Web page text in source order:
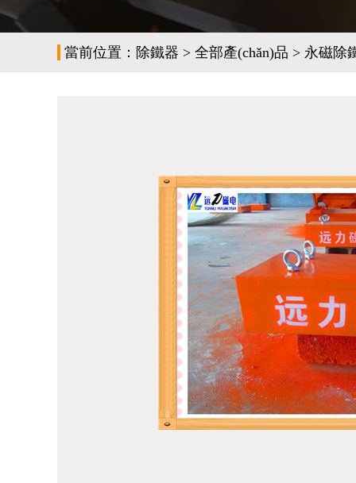
當前位置： 除鐵器 > 全部產(chǎn)品 > 永磁除